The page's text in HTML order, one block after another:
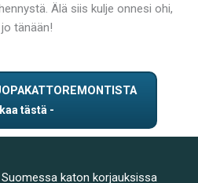
Älä siis kulje onnesi ohi,
tänään!
katon korjauksissa